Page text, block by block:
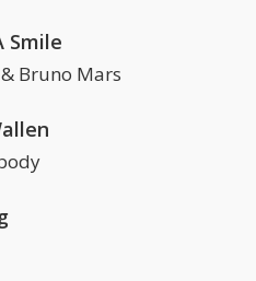
Smile
Bruno Mars